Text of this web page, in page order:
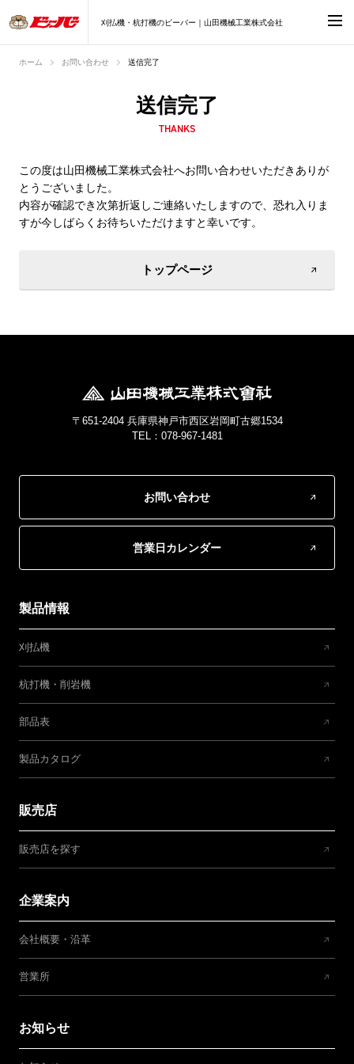
刈払機・杭打機のビーバー｜山田機械工業株式会社
ホーム お問い合わせ 送信完了
送信完了
THANKS
この度は山田機械工業株式会社へお問い合わせいただきありが
とうございました。
内容が確認でき次第折返しご連絡いたしますので、恐れ入りま
すが今しばらくお待ちいただけますと幸いです。
トップページ
〒651-2404 兵庫県神戸市西区岩岡町古郷1534
TEL：078-967-1481
お問い合わせ
営業日カレンダー
製品情報
刈払機
杭打機・削岩機
部品表
製品カタログ
販売店
販売店を探す
企業案内
会社概要・沿革
営業所
お知らせ